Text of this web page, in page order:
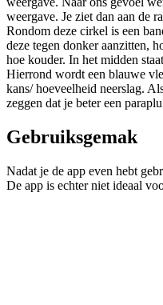
weergave. Je ziet dan aan de
Rondom deze cirkel is een
deze tegen donker aanzitten,
hoe kouder. In het midden
Hierrond wordt een blauwe
kans/ hoeveelheid neerslag.
zeggen dat je beter een
Gebruiksgemak
Nadat je de app even hebt
De app is echter niet ideaal